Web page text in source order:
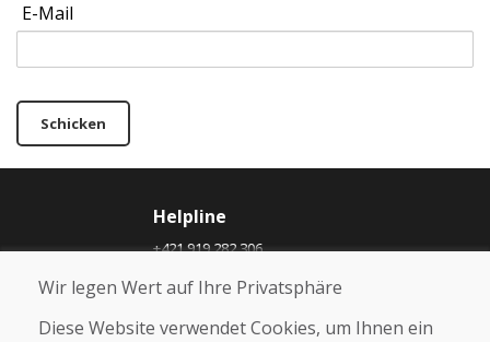
E-Mail
Schicken
Helpline
+421 919 282 306
Über uns
Wir legen Wert auf Ihre Privatsphäre
Diese Website verwendet Cookies, um Ihnen ein